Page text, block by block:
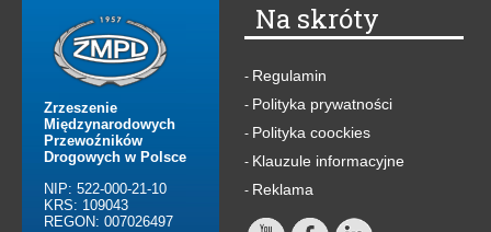
Zrzeszenie
Międzynarodowych
Przewoźników
Drogowych w Polsce
NIP: 522-000-21-10
KRS: 109043
REGON: 007026497
Na skróty
- Regulamin
- Polityka prywatności
- Polityka coockies
- Klauzule informacyjne
- Reklama